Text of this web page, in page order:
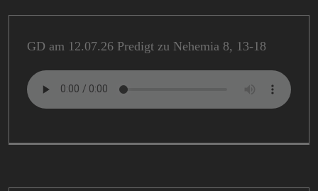
GD am 12.07.26 Predigt zu Nehemia 8, 13-18